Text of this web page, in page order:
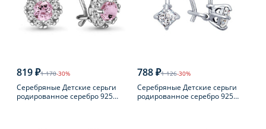
819 ₽1 170-30%
Серебряные Детские серьги
родированное серебро 925
788 ₽1 126-30%
Серебряные Детские серьги
родированное серебро 925